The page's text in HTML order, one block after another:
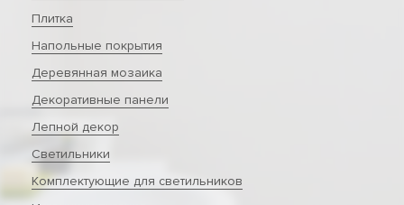
Плитка
Напольные покрытия
Деревянная мозаика
Декоративные панели
Лепной декор
Светильники
Комплектующие для светильников